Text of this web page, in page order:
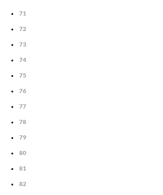
71
72
73
74
75
76
77
78
79
80
81
82